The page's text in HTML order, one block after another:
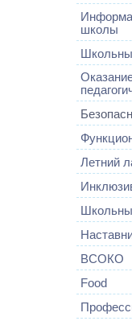
школы
Летний
ВСОКО
Food